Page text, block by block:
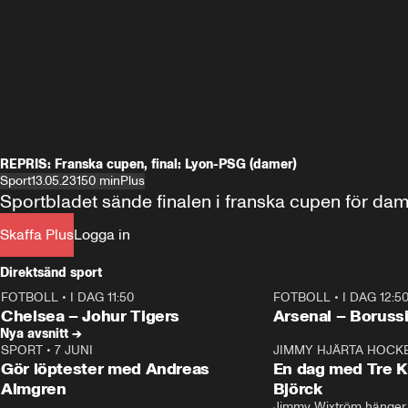
REPRIS: Franska cupen, final: Lyon-PSG (damer)
Sport13.05.23150 minPlus
Skaffa PlusLogga in
Sportbladet sände finalen i franska cupen för
Direktsänd sport
Plus
FOTBOLL • I DAG 11:50
Chelsea – Johur Tigers
Plus
FOTBOLL• I DAG 12:50
Arsenal –
Nya avsnitt →
SPORT • 7 JUNI
Gör löptester med Andreas
Almgren
JIMMY HJÄRTA
En dag med Tre
Björck